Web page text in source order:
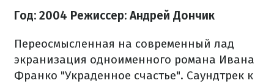
Год: 2004 Режиссер: Андрей Дончик
Переосмысленная на современный лад
экранизация одноименного романа Ивана
Франко "Украденное счастье". Саундтрек к